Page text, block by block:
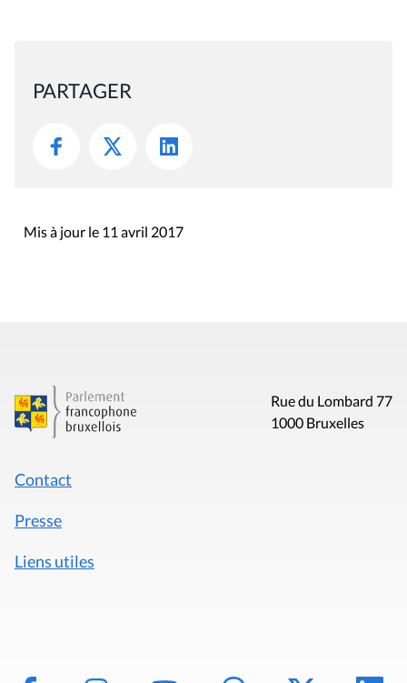
PARTAGER
Mis à jour le 11 avril 2017
Rue du Lombard 77
1000 Bruxelles
Contact
Presse
Liens utiles